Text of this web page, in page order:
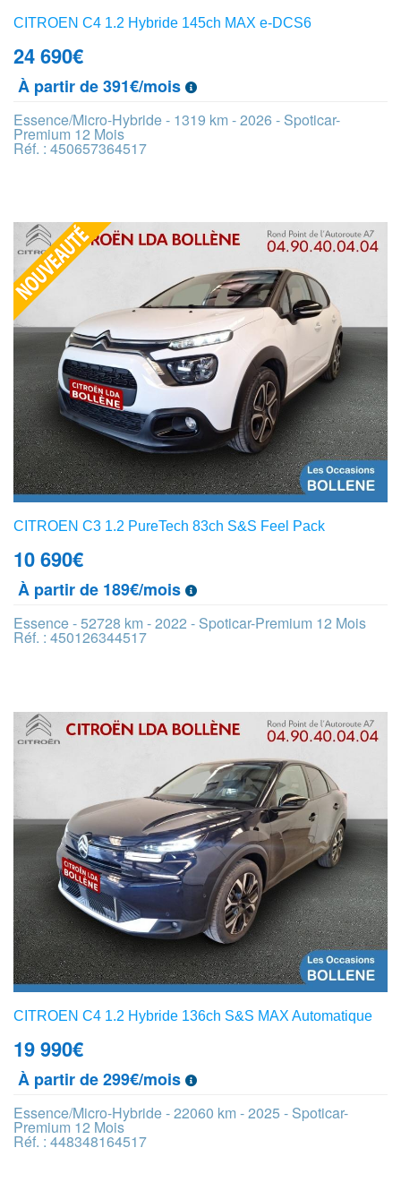
CITROEN C4 1.2 Hybride 145ch MAX e-DCS6
24 690€
À partir de 391€/mois
Essence/Micro-Hybride - 1319 km - 2026 - Spoticar-
Premium 12 Mois
Réf. : 450657364517
CITROEN C3 1.2 PureTech 83ch S&S Feel Pack
10 690€
À partir de 189€/mois
Essence - 52728 km - 2022 - Spoticar-Premium 12 Mois
Réf. : 450126344517
CITROEN C4 1.2 Hybride 136ch S&S MAX Automatique
19 990€
À partir de 299€/mois
Essence/Micro-Hybride - 22060 km - 2025 - Spoticar-
Premium 12 Mois
Réf. : 448348164517